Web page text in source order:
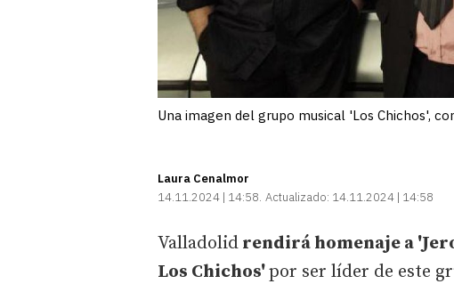
Una imagen del grupo musical 'Los Chichos',
Laura Cenalmor
14.11.2024 | 14:58 Actualizado: 14.11.2024 | 14:58
Valladolid rendirá homenaje a
Los Chichos'por ser líder de este